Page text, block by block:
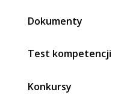
Dokumenty
Test kompetencji
Konkursy